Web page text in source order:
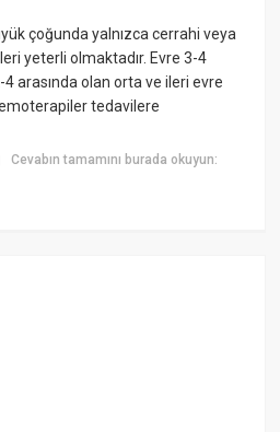
çoğunda yalnızca cerrahi veya
yeterli olmaktadır. Evre 3-4
arasında olan orta ve ileri evre
tedavilere
Cevabın tamamını burada okuyun: